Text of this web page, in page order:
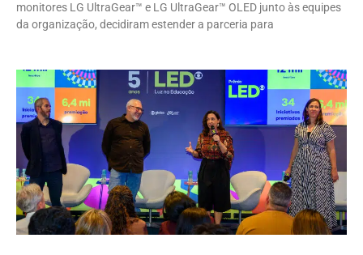
monitores LG UltraGear™ e LG UltraGear™ OLED junto às equipes
da organização, decidiram estender a parceria para